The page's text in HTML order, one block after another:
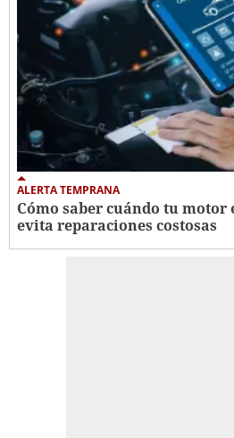
ALERTA TEMPRANA
Cómo saber cuándo tu motor
evita reparaciones costosas